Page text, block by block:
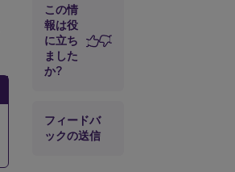
レーショ
ンを使用
して
OpenGL
3Dアプリ
ケーショ
制限事項
この情
報は役
に立ち
ました
か?
フィードバ
ックの送信